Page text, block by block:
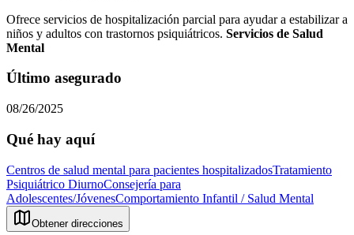
Ofrece servicios de hospitalización parcial para ayudar a estabilizar a
niños y adultos con trastornos psiquiátricos. Servicios de Salud
Mental
Último asegurado
08/26/2025
Qué hay aquí
Centros de salud mental para pacientes hospitalizadosTratamiento
Psiquiátrico DiurnoConsejería para
Adolescentes/JóvenesComportamiento Infantil / Salud Mental
Obtener direcciones